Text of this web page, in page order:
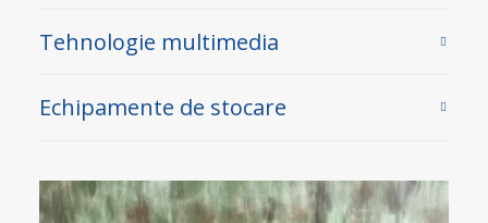
Tehnologie multimedia
Echipamente de stocare